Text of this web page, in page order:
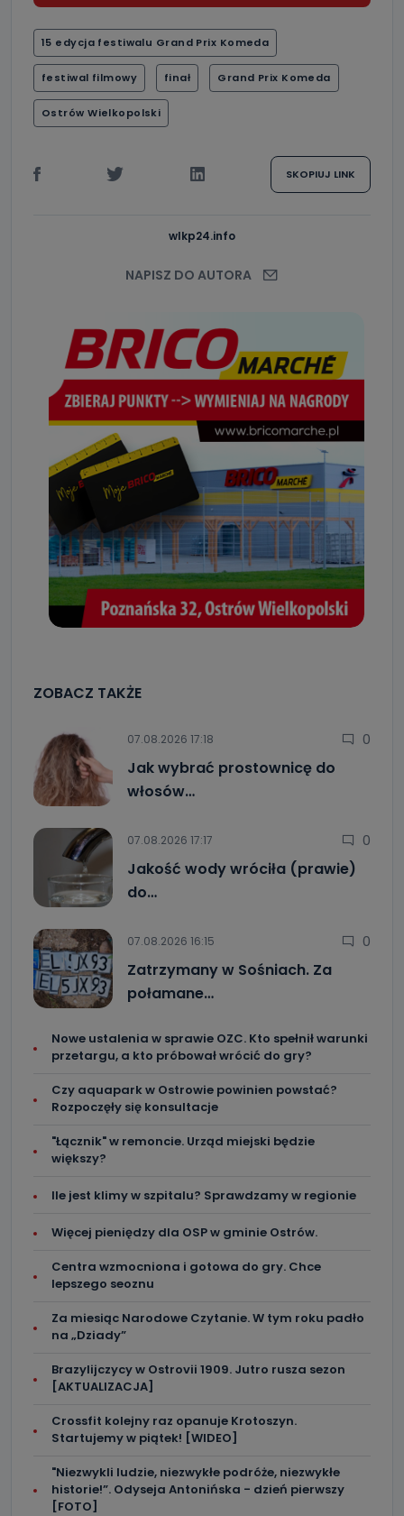
15 edycja festiwalu Grand Prix Komeda
festiwal filmowy finał Grand Prix Komeda
Ostrów Wielkopolski
SKOPIUJ LINK
wlkp24.info
NAPISZ DO AUTORA
ZOBACZ TAKŻE
07.08.2026 17:18 0
Jak wybrać prostownicę do
włosów…
07.08.2026 17:17 0
Jakość wody wróciła (prawie)
do…
07.08.2026 16:15 0
Zatrzymany w Sośniach. Za
połamane…
Nowe ustalenia w sprawie OZC. Kto spełnił warunki
przetargu, a kto próbował wrócić do gry?
Czy aquapark w Ostrowie powinien powstać?
Rozpoczęły się konsultacje
"Łącznik" w remoncie. Urząd miejski będzie
większy?
Ile jest klimy w szpitalu? Sprawdzamy w regionie
Więcej pieniędzy dla OSP w gminie Ostrów.
Centra wzmocniona i gotowa do gry. Chce
lepszego seoznu
Za miesiąc Narodowe Czytanie. W tym roku padło
na „Dziady”
Brazylijczycy w Ostrovii 1909. Jutro rusza sezon
[AKTUALIZACJA]
Crossfit kolejny raz opanuje Krotoszyn.
Startujemy w piątek! [WIDEO]
"Niezwykli ludzie, niezwykłe podróże, niezwykłe
historie!”. Odyseja Antonińska - dzień pierwszy
[FOTO]